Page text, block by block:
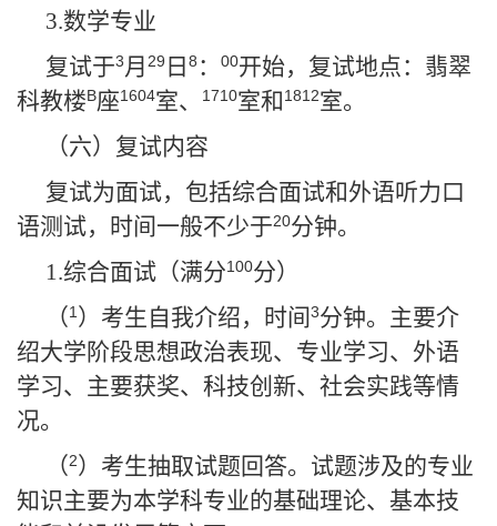
3.数学专业
复试于3月 29 日 8 ： 00开始，复试地点：翡翠
科教楼B座1604室、 1710室和1812室。
（六）复试内容
复试为面试，包括综合面试和外语听力口
语测试，时间一般不少于20分钟。
1.综合面试（满分100分）
（1 ）考生自我介绍，时间3分钟。主要介
绍大学阶段思想政治表现、专业学习、外语
学习、主要获奖、科技创新、社会实践等情
况。
（2） 考生抽取试题回答。试题涉及的专业
知识主要为本学科专业的基础理论、基本技